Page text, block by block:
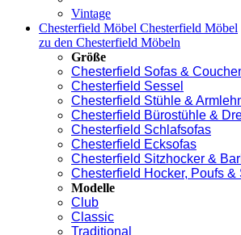
Vintage
Chesterfield Möbel Chesterfield Möbel
zu den Chesterfield Möbeln
Größe
Chesterfield Sofas &
Chesterfield Sessel
Chesterfield Stühle &
Chesterfield Bürostühle &
Chesterfield Schlafsofas
Chesterfield Ecksofas
Chesterfield Sitzhocker &
Chesterfield Hocker, Poufs &
Modelle
Club
Classic
Traditional